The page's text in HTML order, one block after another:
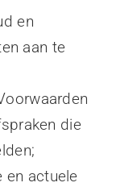
en
aan te
die
en actuele